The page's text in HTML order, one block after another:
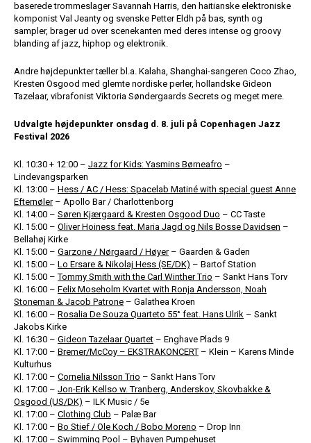
baserede trommeslager Savannah Harris, den haitianske elektroniske
komponist Val Jeanty og svenske Petter Eldh på bas, synth og
sampler, brager ud over scenekanten med deres intense og groovy
blanding af jazz, hiphop og elektronik.
Andre højdepunkter tæller bl.a. Kalaha, Shanghai-sangeren Coco Zhao,
Kresten Osgood med glemte nordiske perler, hollandske Gideon
Tazelaar, vibrafonist Viktoria Søndergaards Secrets og meget mere.
Udvalgte højdepunkter onsdag d. 8. juli på Copenhagen Jazz
Festival 2026
Kl. 10:30 + 12:00 – Jazz for Kids: Yasmins Børneafro –
Lindevangsparken
Kl. 13:00 – Hess / AC / Hess: Spacelab Matiné with special guest Anne
Efternøler– Apollo Bar / Charlottenborg
Kl. 14:00 – Søren Kjærgaard & Kresten Osgood Duo – CC Taste
Kl. 15:00 – Oliver Hoiness feat. Maria Jagd og Nils Bosse Davidsen –
Bellahøj Kirke
Kl. 15:00 – Garzone / Nørgaard / Høyer– Gaarden & Gaden
Kl. 15:00 – Lo Ersare & Nikolaj Hess (SE/DK) – Bartof Station
Kl. 15:00 –Tommy Smith with the Carl Winther Trio – Sankt Hans Torv
Kl. 16:00 – Felix Moseholm Kvartet with Ronja Andersson, Noah
Stoneman & Jacob Patrone – Galathea Kroen
Kl. 16:00 – Rosalia De Souza Quarteto 55° feat. Hans Ulrik – Sankt
Jakobs Kirke
Kl. 16:30 – Gideon Tazelaar Quartet – Enghave Plads 9
Kl. 17:00 – Bremer/McCoy – EKSTRAKONCERT – Klein – Karens Minde
Kulturhus
Kl. 17:00 – Cornelia Nilsson Trio – Sankt Hans Torv
Kl. 17:00 – Jon-Erik Kellso w. Tranberg, Anderskov, Skovbakke &
Osgood (US/DK) – ILK Music / 5e
Kl. 17:00 – Clothing Club – Palæ Bar
Kl. 17:00 – Bo Stief / Ole Koch / Bobo Moreno – Drop Inn
Kl. 17:00 – Swimming Pool – Byhaven Pumpehuset